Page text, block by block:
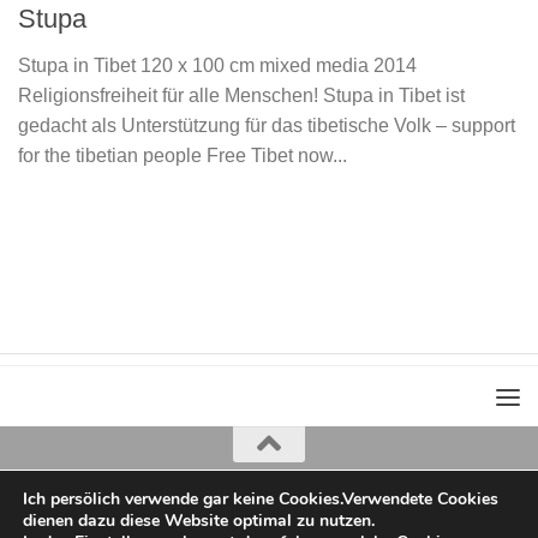
Stupa
Stupa in Tibet 120 x 100 cm mixed media 2014
Religionsfreiheit für alle Menschen! Stupa in Tibet ist
gedacht als Unterstützung für das tibetische Volk – support
for the tibetian people Free Tibet now...
Iris Greiner
copyright 2022
Ich persölich verwende gar keine Cookies.Verwendete Cookies
dienen dazu diese Website optimal zu nutzen.